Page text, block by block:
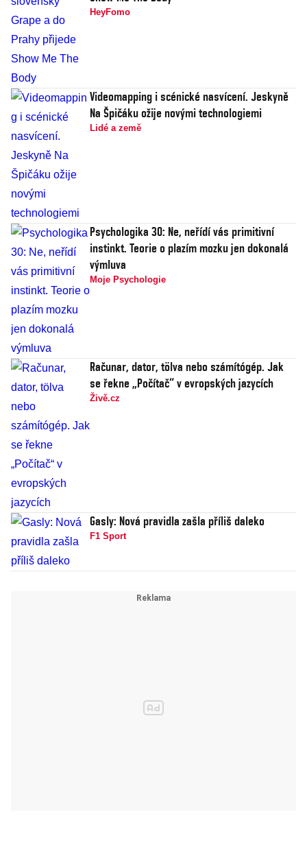
HeyFomo
Videomapping i scénické nasvícení. Jeskyně
Na Špičáku ožije novými technologiemi
Lidé a země
Psychologika 30: Ne, neřídí vás primitivní
instinkt. Teorie o plazím mozku jen dokonalá
výmluva
Moje Psychologie
Računar, dator, tölva nebo számítógép. Jak
se řekne „Počítač“ v evropských jazycích
Živě.cz
Gasly: Nová pravidla zašla příliš daleko
F1 Sport